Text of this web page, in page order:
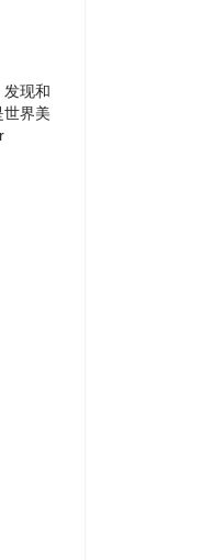
艺
发现和
世界美